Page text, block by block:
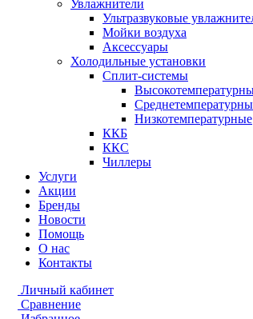
Увлажнители
Ультразвуковые
Мойки воздуха
Аксессуары
Холодильные установки
Сплит-системы
Низкотемпературные
ККБ
ККС
Чиллеры
Услуги
Акции
Бренды
Новости
Помощь
О нас
Контакты
Личный кабинет
Сравнение